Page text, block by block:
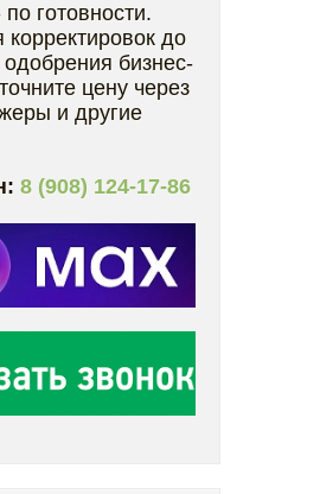
готовности.
корректировок до
бизнес-
цену через
и другие
8 (908) 124-17-86